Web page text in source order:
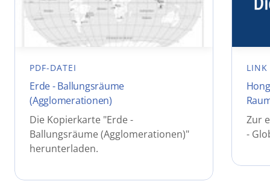
PDF-DATEI
Erde - Ballungsräume
(Agglomerationen)
Die Kopierkarte "Erde -
Ballungsräume (Agglomerationen)"
herunterladen.
LINK
Zur
-